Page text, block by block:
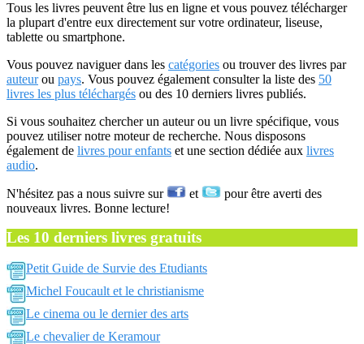
Tous les livres peuvent être lus en ligne et vous pouvez télécharger
la plupart d'entre eux directement sur votre ordinateur, liseuse,
tablette ou smartphone.
Vous pouvez naviguer dans les catégories ou trouver des livres par
auteurou pays. Vous pouvez également consulter la liste des 50
livres les plus téléchargés ou des 10 derniers livres publiés.
Si vous souhaitez chercher un auteur ou un livre spécifique, vous
pouvez utiliser notre moteur de recherche. Nous disposons
également de livres pour enfants et une section dédiée aux livres
audio.
N'hésitez pas a nous suivre sur et
pour être averti des
nouveaux livres. Bonne lecture!
Les 10 derniers livres gratuits
Petit Guide de Survie des Etudiants
Michel Foucault et le christianisme
Le cinema ou le dernier des arts
Le chevalier de Keramour